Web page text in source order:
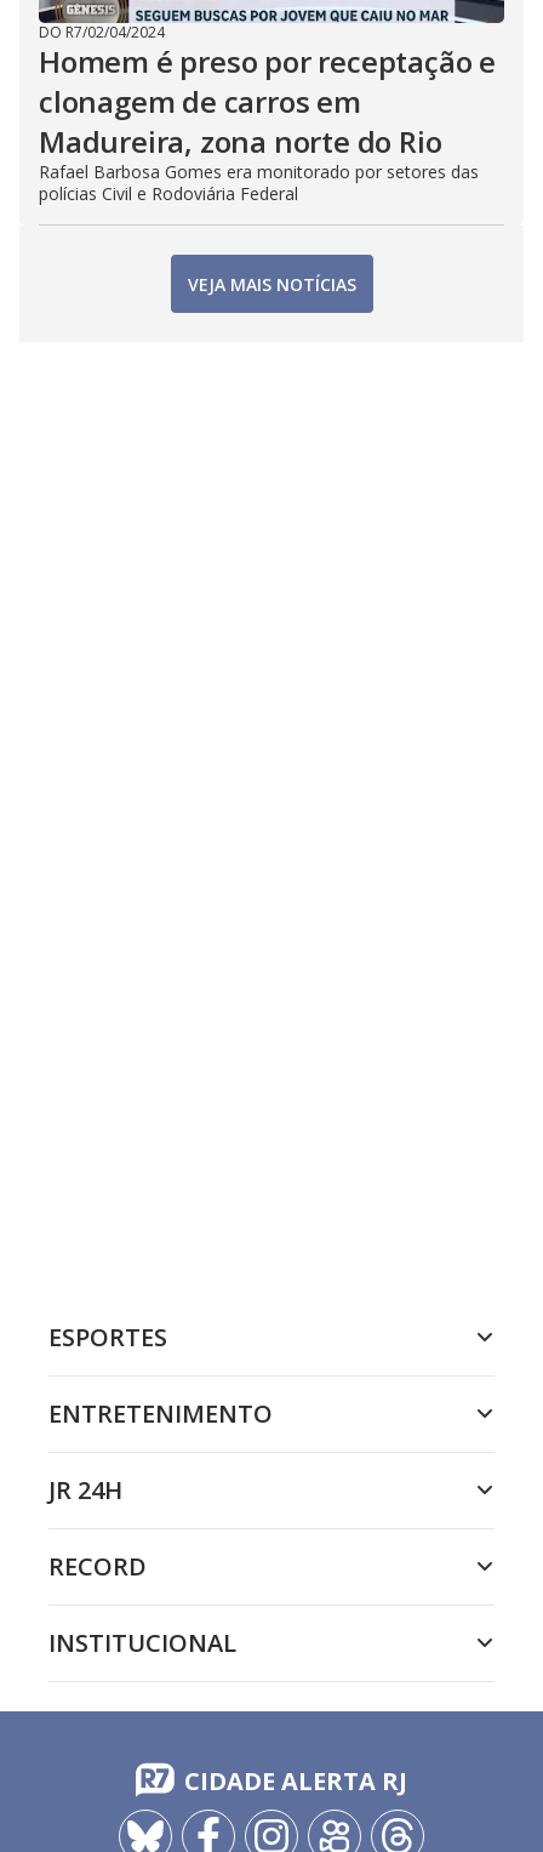
DO R7/02/04/2024
Homem é preso por receptação e
clonagem de carros em
Madureira, zona norte do Rio
Rafael Barbosa Gomes era monitorado por setores das
polícias Civil e Rodoviária Federal
VEJA MAIS NOTÍCIAS
ESPORTES
ENTRETENIMENTO
JR 24H
RECORD
INSTITUCIONAL
CIDADE ALERTA RJ